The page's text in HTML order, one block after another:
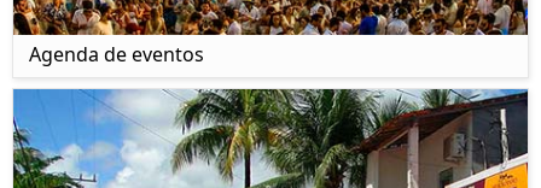
Agenda de eventos